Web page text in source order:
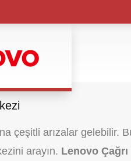
çeşitli arızalar
arayın. Lenovo